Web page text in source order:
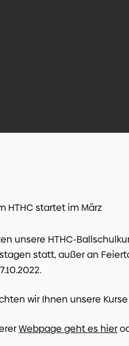
HTHC startet im März
unsere HTHC-
statt, außer an
wir Ihnen unsere
Webpage geht es hier